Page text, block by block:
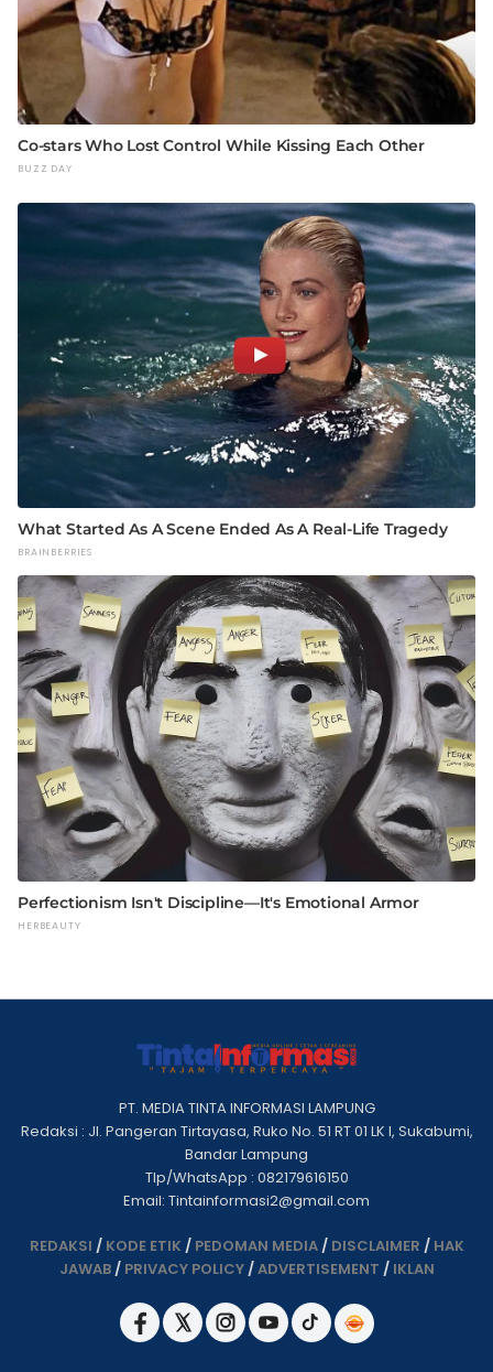
PT. MEDIA TINTA INFORMASI LAMPUNG
Redaksi : Jl. Pangeran Tirtayasa, Ruko No. 51 RT 01 LK I, Sukabumi,
Bandar Lampung
Tlp/WhatsApp : 082179616150
Email: Tintainformasi2@gmail.com
REDAKSI / KODE ETIK / PEDOMAN MEDIA/ DISCLAIMER / HAK
JAWAB/ PRIVACY POLICY/ADVERTISEMENT / IKLAN